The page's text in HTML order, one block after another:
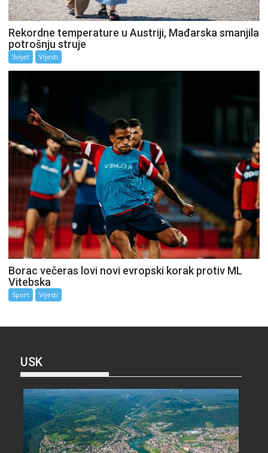
Rekordne temperature u Austriji, Mađarska smanjila
potrošnju struje
Svijet Vijesti
Borac večeras lovi novi evropski korak protiv ML
Vitebska
Sport Vijesti
USK